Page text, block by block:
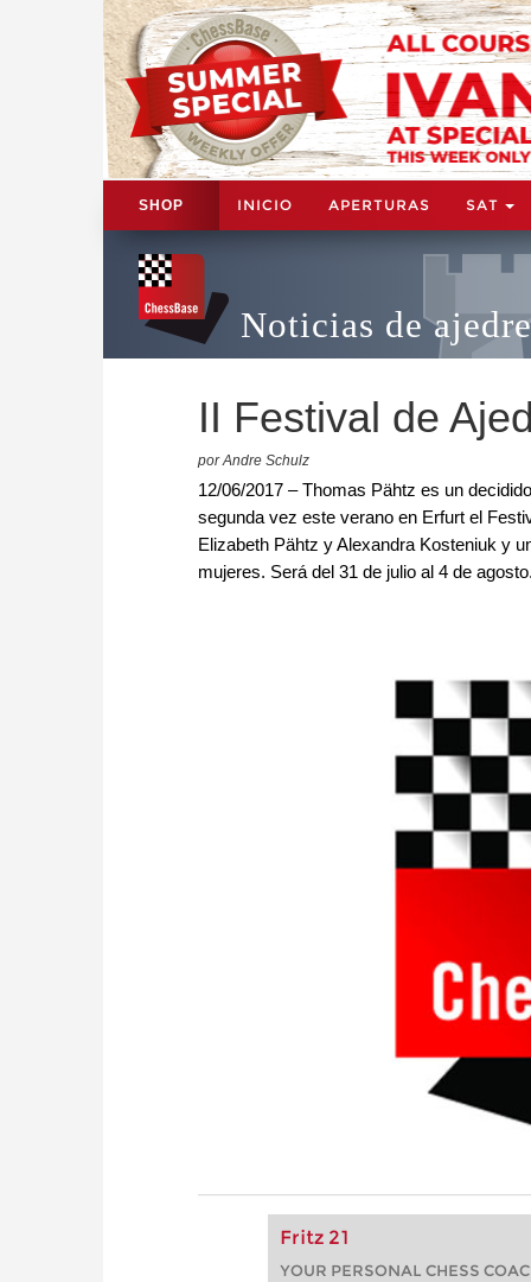
SHOP INICIO APERTURAS SAT
Noticias de
II Festival de
por Andre Schulz
12/06/2017 – Thomas Pähtz es un
segunda vez este verano en Erfurt el
Elizabeth Pähtz y Alexandra Kosteniuk y
mujeres. Será del 31 de julio al 4 de
Fritz 21
YOUR PERSONAL CHESS